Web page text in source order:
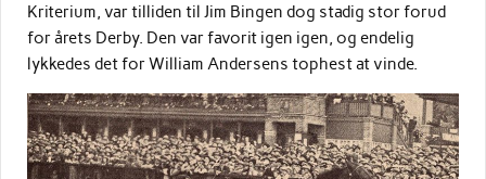
Kriterium, var tilliden til Jim Bingen dog stadig stor forud
for årets Derby. Den var favorit igen igen, og endelig
lykkedes det for William Andersens tophest at vinde.